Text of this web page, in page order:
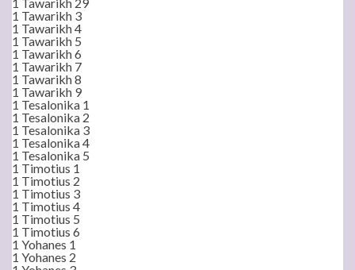
1 Tawarikh 3
1 Tawarikh 4
1 Tawarikh 5
1 Tawarikh 6
1 Tawarikh 7
1 Tawarikh 8
1 Tawarikh 9
1 Tesalonika 1
1 Tesalonika 2
1 Tesalonika 3
1 Tesalonika 4
1 Tesalonika 5
1 Timotius 1
1 Timotius 2
1 Timotius 3
1 Timotius 4
1 Timotius 5
1 Timotius 6
1 Yohanes 1
1 Yohanes 2